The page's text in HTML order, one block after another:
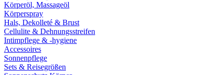
Körperöl, Massageöl
Körperspray
Hals, Dekolleté & Brust
Cellulite & Dehnungsstreifen
Intimpflege & -hygiene
Accessoires
Sonnenpflege
Sets & Reisegrößen